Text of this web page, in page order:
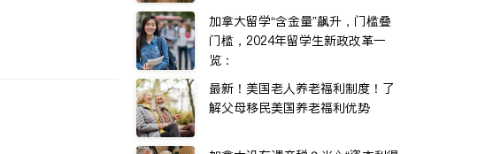
加拿大留学“含金量”飙升，门槛叠
门槛，2024年留学生新政改革一
览：
最新！美国老人养老福利制度！了
解父母移民美国养老福利优势